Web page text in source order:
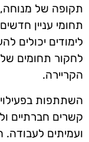
תקופה של
תחומי עניין
לימודים יכולים
לחקור תחומים
הקריירה.
השתתפות
קשרים חברתיים
ועמיתים לעבודה.